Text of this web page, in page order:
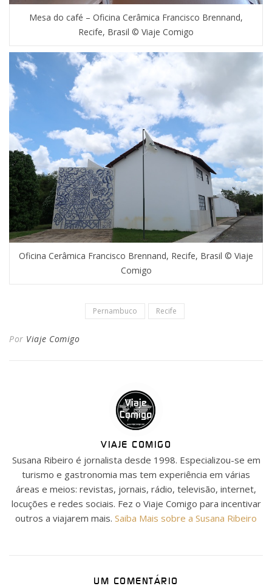
Mesa do café – Oficina Cerâmica Francisco Brennand,
Recife, Brasil © Viaje Comigo
Oficina Cerâmica Francisco Brennand, Recife, Brasil © Viaje
Comigo
Pernambuco Recife
Por Viaje Comigo
VIAJE COMIGO
Susana Ribeiro é jornalista desde 1998. Especializou-se em
turismo e gastronomia mas tem experiência em várias
áreas e meios: revistas, jornais, rádio, televisão, internet,
locuções e redes sociais. Fez o Viaje Comigo para incentivar
outros a viajarem mais. Saiba Mais sobre a Susana Ribeiro
UM COMENTÁRIO